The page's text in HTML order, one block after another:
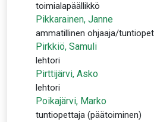
toimialapäällikkö
Pikkarainen, Janne
ammatillinen ohjaaja/
Pirkkiö, Samuli
lehtori
Pirttijärvi, Asko
lehtori
Poikajärvi, Marko
tuntiopettaja (päätoiminen)